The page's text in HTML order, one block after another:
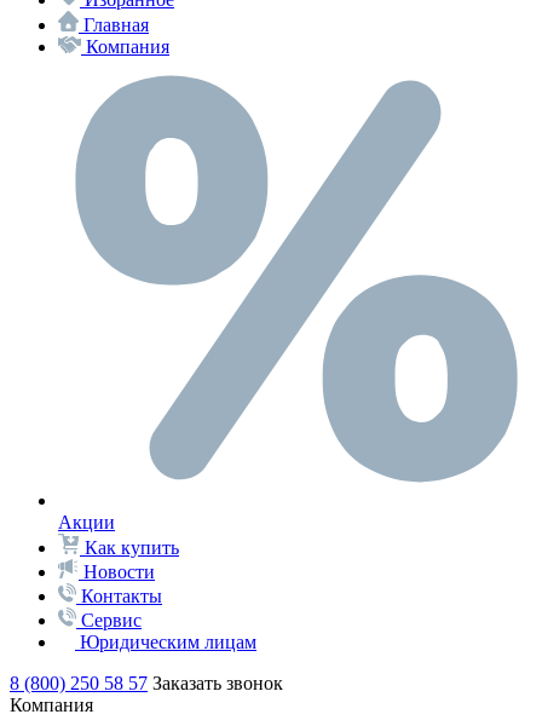
Главная
Компания
Акции
Как купить
Новости
Контакты
Сервис
Юридическим лицам
8 (800) 250 58 57 Заказать звонок
Компания